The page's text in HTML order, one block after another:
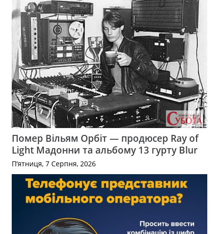
Помер Вільям Орбіт — продюсер Ray of
Light Мадонни та альбому 13 гурту Blur
П’ятниця, 7 Серпня, 2026